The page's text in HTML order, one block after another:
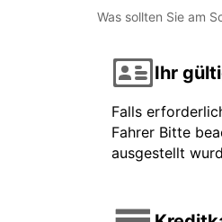
Was sollten Sie am
Ihr
Falls
Fahrer Bitte
ausgestellt